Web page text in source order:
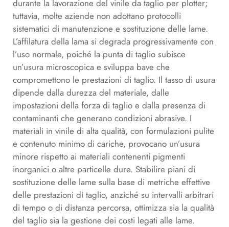
durante la lavorazione del vinile da taglio per plotter;
tuttavia, molte aziende non adottano protocolli
sistematici di manutenzione e sostituzione delle lame.
L’affilatura della lama si degrada progressivamente con
l’uso normale, poiché la punta di taglio subisce
un’usura microscopica e sviluppa bave che
compromettono le prestazioni di taglio. Il tasso di usura
dipende dalla durezza del materiale, dalle
impostazioni della forza di taglio e dalla presenza di
contaminanti che generano condizioni abrasive. I
materiali in vinile di alta qualità, con formulazioni pulite
e contenuto minimo di cariche, provocano un’usura
minore rispetto ai materiali contenenti pigmenti
inorganici o altre particelle dure. Stabilire piani di
sostituzione delle lame sulla base di metriche effettive
delle prestazioni di taglio, anziché su intervalli arbitrari
di tempo o di distanza percorsa, ottimizza sia la qualità
del taglio sia la gestione dei costi legati alle lame.